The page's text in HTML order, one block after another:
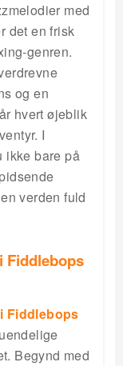
med
det en frisk
genren.
og en
hvert øjeblik
I
ikke bare på
verden fuld
Fiddlebops
Fiddlebops
Begynd med